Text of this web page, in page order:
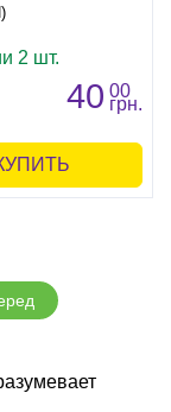
2 шт.
40 00
грн.